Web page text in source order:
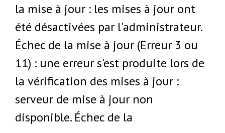
la mise à jour : les mises à jour ont
été désactivées par l'administrateur.
Échec de la mise à jour (Erreur 3 ou
11) : une erreur s'est produite lors de
la vérification des mises à jour :
serveur de mise à jour non
disponible. Échec de la